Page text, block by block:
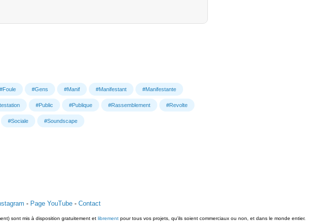
#Foule #Gens #Manif #Manifestant #Manifestante
#Public #Publique #Rassemblement #Revolte
#Sociale #Soundscape
- Page YouTube- Contact
sont mis à disposition gratuitement et librement pour tous vos projets, qu'ils soient commerciaux ou non, et dans le monde entier.